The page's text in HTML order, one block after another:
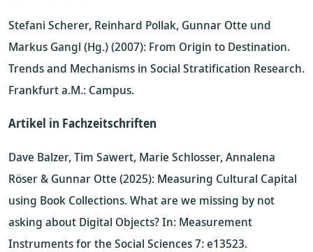
Stefani Scherer, Reinhard Pollak, Gunnar Otte und
Markus Gangl (Hg.) (2007): From Origin to Destination.
Trends and Mechanisms in Social Stratification Research.
Frankfurt a.M.: Campus.
Artikel in Fachzeitschriften
Dave Balzer, Tim Sawert, Marie Schlosser, Annalena
Röser & Gunnar Otte (2025): Measuring Cultural Capital
using Book Collections. What are we missing by not
asking about Digital Objects? In: Measurement
Instruments for the Social Sciences 7: e13523.